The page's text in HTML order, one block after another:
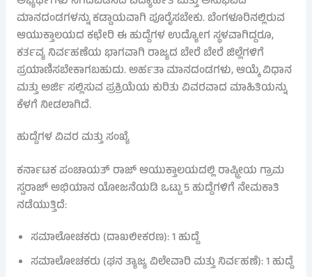
ಮಾನದಂಡಗಳನ್ನು ಕಡ್ಡಾಯವಾಗಿ ಪೂರೈಸಬೇಕು. ಬೆಂಗಳೂರಿನಲ್ಲಿರುವ
ಆಯುಕ್ತಾಲಯದ ಕಛೇರಿ ಈ ಹುದ್ದೆಗಳ ಉದ್ಯೋಗ ಸ್ಥಳವಾಗಿದ್ದರೂ,
ಕರ್ತವ್ಯ ನಿರ್ವಹಣೆಯ ಭಾಗವಾಗಿ ರಾಜ್ಯದ ಬೇರೆ ಬೇರೆ ಜಿಲ್ಲೆಗಳಿಗೆ
ಪ್ರಯಾಣಿಸಬೇಕಾಗಬಹುದು. ಅರ್ಹತಾ ಮಾನದಂಡಗಳು, ಆಯ್ಕೆ ವಿಧಾನ
ಮತ್ತು ಅರ್ಜಿ ಸಲ್ಲಿಸುವ ಪ್ರಕ್ರಿಯೆಯ ಕುರಿತು ವಿವರವಾದ ಮಾಹಿತಿಯನ್ನು
ಕೆಳಗೆ ನೀಡಲಾಗಿದೆ.
ಹುದ್ದೆಗಳ ವಿವರ ಮತ್ತು ಸಂಖ್ಯೆ
ಕರ್ನಾಟಕ ಪಂಚಾಯತ್ ರಾಜ್ ಆಯುಕ್ತಾಲಯದಲ್ಲಿ ರಾಷ್ಟ್ರೀಯ ಗ್ರಾಮ
ಸ್ವರಾಜ್ ಅಭಿಯಾನ ಯೋಜನೆಯಡಿ ಒಟ್ಟು 5 ಹುದ್ದೆಗಳಿಗೆ ನೇಮಕಾತಿ
ನಡೆಯುತ್ತಿದೆ:
ಸಮಾಲೋಚಕರು (ದಾಖಲೀಕರಣ): 1 ಹುದ್ದೆ
ಸಮಾಲೋಚಕರು (ಘನ ತ್ಯಾಜ್ಯ ವಿಲೇವಾರಿ ಮತ್ತು ನಿರ್ವಹಣೆ): 1 ಹುದ್ದೆ